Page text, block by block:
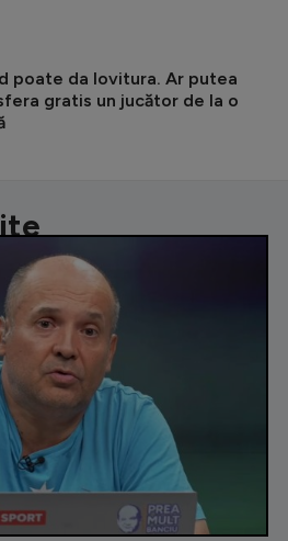
poate da lovitura. Ar putea
gratis un jucător de la o